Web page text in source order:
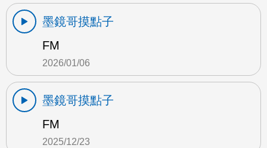
墨鏡哥摸點子
FM
2026/01/06
墨鏡哥摸點子
FM
2025/12/23